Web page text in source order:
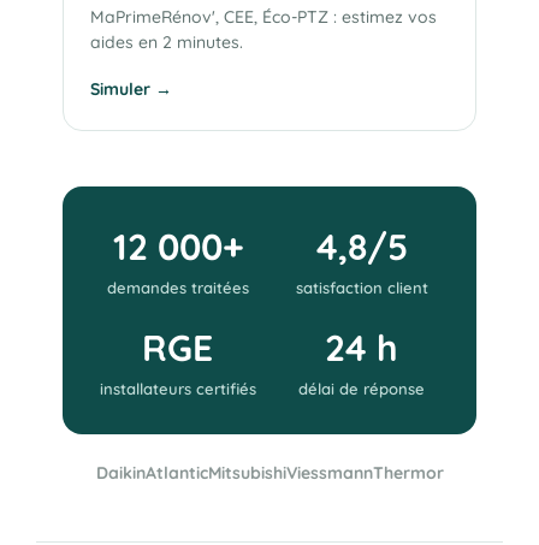
MaPrimeRénov', CEE, Éco-PTZ : estimez vos
aides en 2 minutes.
Simuler →
12 000+
demandes traitées
4,8/5
satisfaction client
RGE
installateurs certifiés
24 h
délai de réponse
DaikinAtlanticMitsubishiViessmannThermor